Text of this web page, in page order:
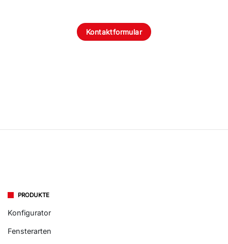
Kontaktformular
PRODUKTE
Konfigurator
Fensterarten